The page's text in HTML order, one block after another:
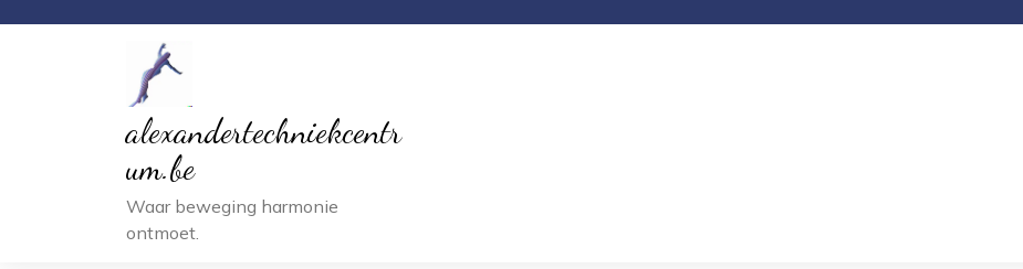
alexandertechniekcentr
um.be
Waar beweging harmonie
ontmoet.